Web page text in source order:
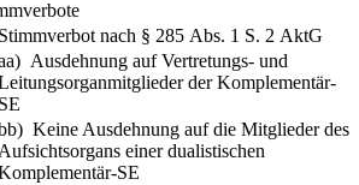
nach § 285 Abs. 1 S. 2 AktG
Ausdehnung auf Vertretungs- und
der Komplementär-
SE
Keine Ausdehnung auf die Mitglieder des
Aufsichtsorgans einer dualistischen
SE